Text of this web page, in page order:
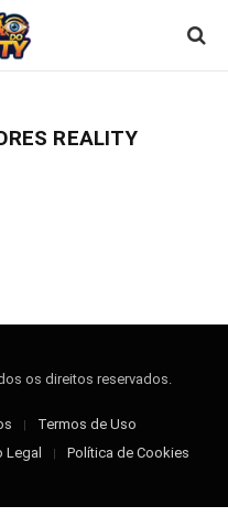
REALITY
os direitos reservados.
Termos de Uso
Legal Política de Cookies